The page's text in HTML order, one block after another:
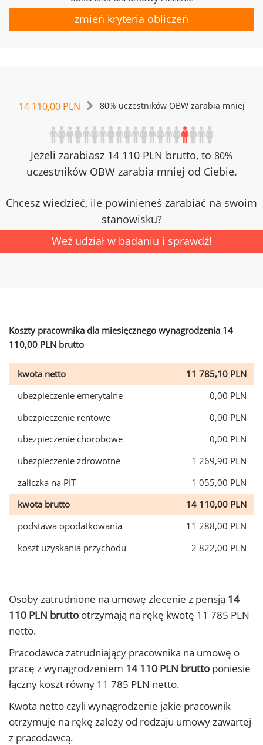
zmień kryteria obliczeń
14 110,00 PLN 80% uczestników OBW zarabia mniej
Jeżeli zarabiasz 14 110 PLN brutto, to 80%
uczestników OBW zarabia mniej od Ciebie.
Chcesz wiedzieć, ile powinieneś zarabiać na swoim
stanowisku?
Weź udział w badaniu i sprawdź!
Koszty pracownika dla miesięcznego wynagrodzenia 14
110,00 PLN brutto
kwota netto
11 785,10 PLN
ubezpieczenie emerytalne
0,00 PLN
ubezpieczenie rentowe
0,00 PLN
ubezpieczenie chorobowe
0,00 PLN
ubezpieczenie zdrowotne
1 269,90 PLN
zaliczka na PIT
1 055,00 PLN
kwota brutto
14 110,00 PLN
podstawa opodatkowania
11 288,00 PLN
koszt uzyskania przychodu
2 822,00 PLN
Osoby zatrudnione na umowę zlecenie z pensją 14
110 PLN brutto otrzymają na rękę kwotę 11 785 PLN
netto.
Pracodawca zatrudniający pracownika na umowę o
pracę z wynagrodzeniem 14 110 PLN brutto poniesie
łączny koszt równy 11 785 PLN netto.
Kwota netto czyli wynagrodzenie jakie pracownik
otrzymuje na rękę zależy od rodzaju umowy zawartej
z pracodawcą.